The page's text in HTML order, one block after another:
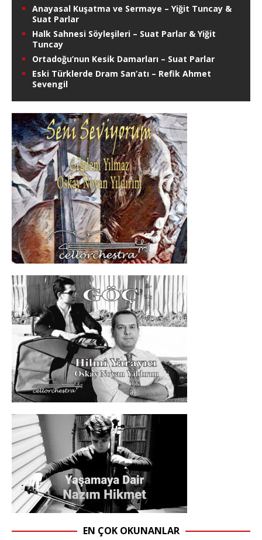
Anayasal Kuşatma ve Sermaye – Yiğit Tuncay &
Suat Parlar
Halk Sahnesi Söyleşileri – Suat Parlar & Yiğit
Tuncay
Ortadoğu’nun Kesik Damarları – Suat Parlar
Eski Türklerde Dram San’atı – Refik Ahmet
Sevengil
EN ÇOK OKUNANLAR